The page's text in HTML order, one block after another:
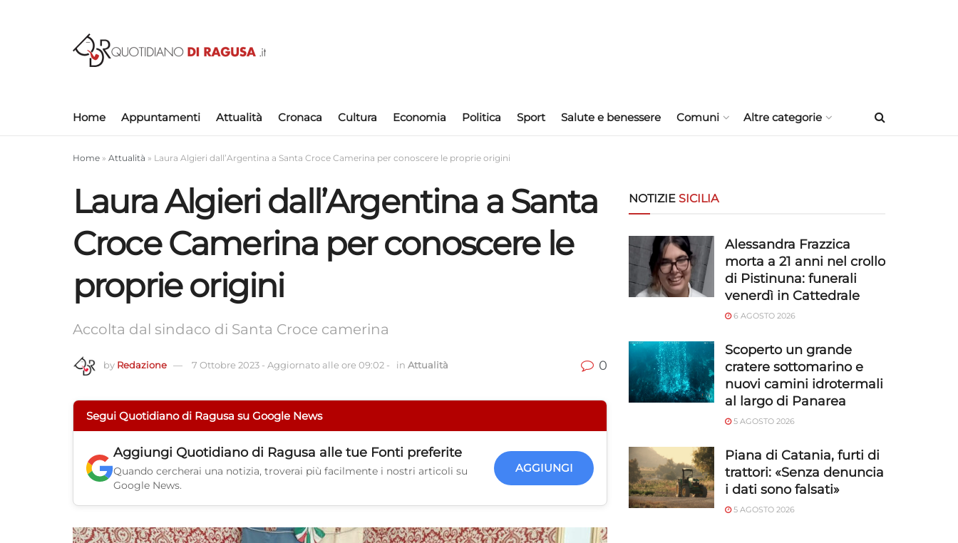
Home Appuntamenti Attualità Cronaca Cultura Economia Politica Sport Salute e benessere Comuni Altre categorie
Home » Attualità » Laura Algieri dall’Argentina a Santa Croce Camerina per conoscere le proprie origini
Laura Algieri dall’Argentina a Santa
Croce Camerina per conoscere le
proprie origini
Accolta dal sindaco di Santa Croce camerina
by Redazione 7 Ottobre 2023 - Aggiornato alle ore 09:02 - in Attualità 0
Segui Quotidiano di Ragusa su Google News
Aggiungi Quotidiano di Ragusa alle tue Fonti preferite
Quando cercherai una notizia, troverai più facilmente i nostri articoli su
Google News.
AGGIUNGI
NOTIZIE SICILIA
Alessandra Frazzica
morta a 21 anni nel crollo
di Pistinuna: funerali
venerdì in Cattedrale
6 AGOSTO 2026
Scoperto un grande
cratere sottomarino e
nuovi camini idrotermali
al largo di Panarea
5 AGOSTO 2026
Piana di Catania, furti di
trattori: «Senza denuncia
i dati sono falsati»
5 AGOSTO 2026